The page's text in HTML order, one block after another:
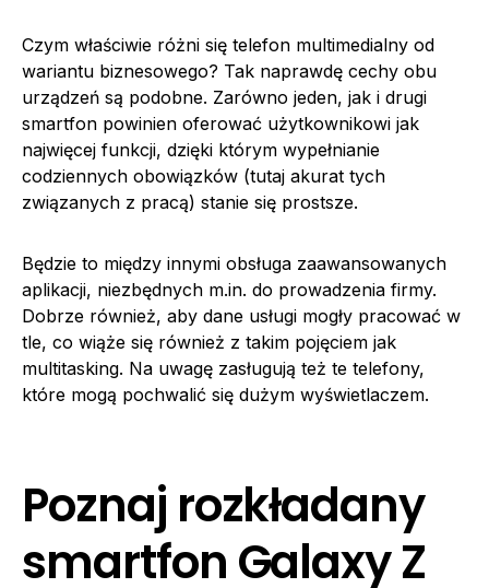
Czym właściwie różni się telefon multimedialny od
wariantu biznesowego? Tak naprawdę cechy obu
urządzeń są podobne. Zarówno jeden, jak i drugi
smartfon powinien oferować użytkownikowi jak
najwięcej funkcji, dzięki którym wypełnianie
codziennych obowiązków (tutaj akurat tych
związanych z pracą) stanie się prostsze.
Będzie to między innymi obsługa zaawansowanych
aplikacji, niezbędnych m.in. do prowadzenia firmy.
Dobrze również, aby dane usługi mogły pracować w
tle, co wiąże się również z takim pojęciem jak
multitasking. Na uwagę zasługują też te telefony,
które mogą pochwalić się dużym wyświetlaczem.
Poznaj rozkładany
smartfon Galaxy Z